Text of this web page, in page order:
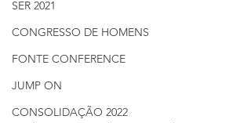
SER 2021
CONGRESSO DE HOMENS
FONTE CONFERENCE
JUMP ON
CONSOLIDAÇÃO 2022